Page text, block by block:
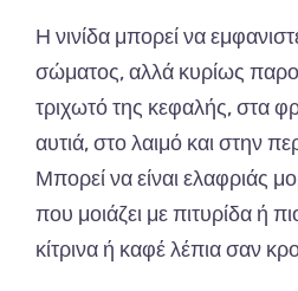
Η νινίδα μπορεί να
σώματος, αλλά κυρίως
τριχωτό της κεφαλής, στα
αυτιά, στο λαιμό και στην
Μπορεί να είναι ελαφριάς
που μοιάζει με πιτυρίδα ή
κίτρινα ή καφέ λέπια σαν